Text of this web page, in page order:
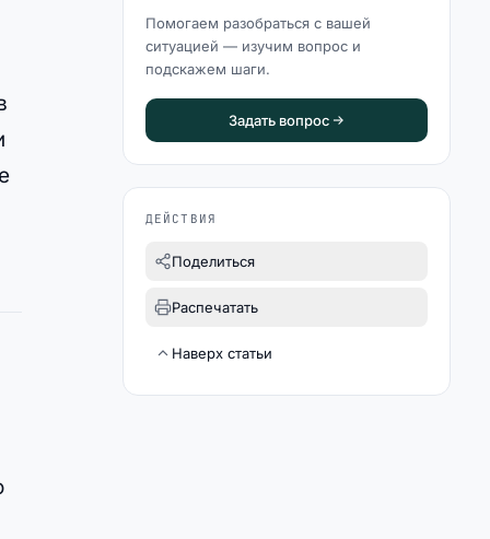
Помогаем разобраться с вашей
ситуацией — изучим вопрос и
подскажем шаги.
Задать вопрос
ДЕЙСТВИЯ
Поделиться
Распечатать
Наверх статьи